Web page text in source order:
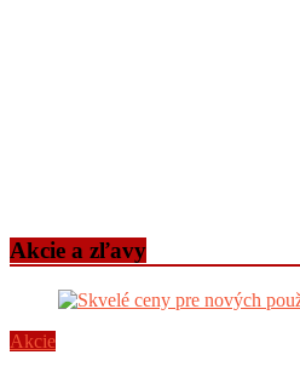
Akcie a zľavy
Akcie